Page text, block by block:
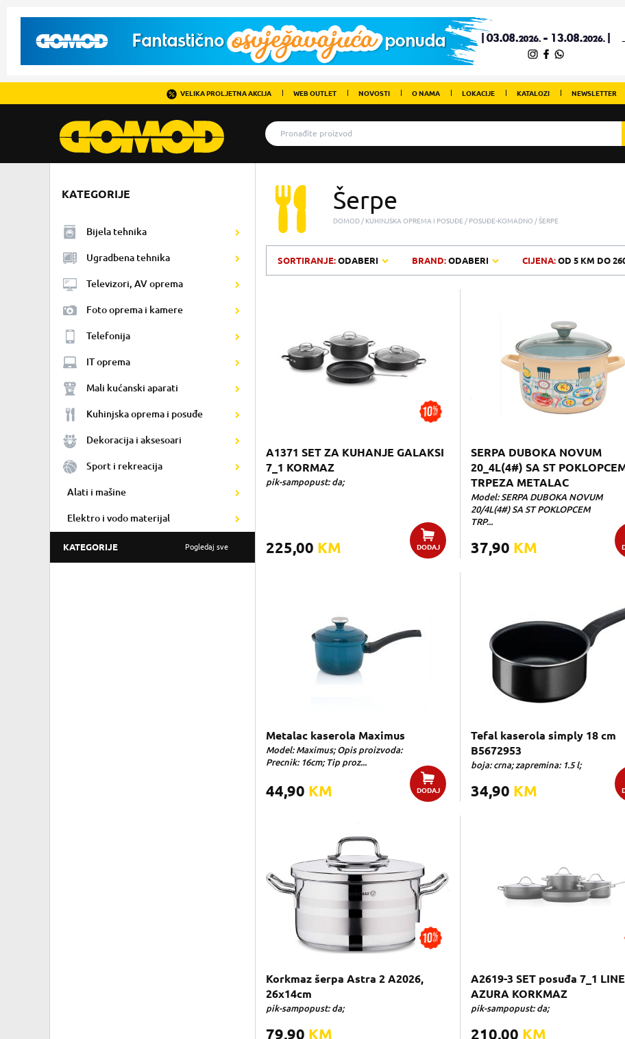
VELIKA PROLJETNA AKCIJA WEB OUTLET NOVOSTI O NAMA LOKACIJE KATALOZI NEWSLETTER
KATEGORIJE
Bijela tehnika
Ugradbena tehnika
Televizori, AV oprema
Foto oprema i kamere
Telefonija
IT oprema
Mali kućanski aparati
Kuhinjska oprema i posuđe
Dekoracija i aksesoari
Sport i rekreacija
Alati i mašine
Elektro i vodo materijal
KATEGORIJE Pogledaj sve
Šerpe
DOMOD KUHINJSKA OPREMA I POSUĐE POSUĐE-KOMADNO ŠERPE
SORTIRANJE:ODABERI BRAND:ODABERI CIJENA:OD 5 KM DO
A1371 SET ZA KUHANJE GALAKSI
7_1 KORMAZ
pik-sampopust: da;
225,00 KM DODAJ
SERPA DUBOKA NOVUM
20_4L(4#) SA ST
TRPEZA METALAC
Model: SERPA DUBOKA NOVUM
20/4L(4#) SA ST POKLOPCEM
TRP...
37,90 KM
Metalac kaserola Maximus
Model: Maximus; Opis proizvoda:
Precnik: 16cm; Tip proz...
44,90 KM DODAJ
Tefal kaserola simply 18 cm
B5672953
boja: crna; zapremina: 1.5 l;
34,90 KM
Korkmaz šerpa Astra 2 A2026,
26x14cm
pik-sampopust: da;
79,90 KM
A2619-3 SET posuđa 7_1
AZURA KORKMAZ
pik-sampopust: da;
210,00 KM